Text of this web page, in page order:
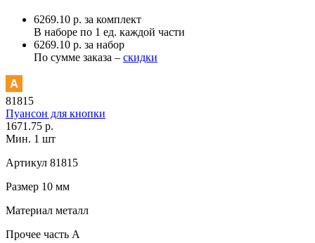
6269.10 р. за комплект
В наборе по 1 ед. каждой части
6269.10 р. за набор
По сумме заказа – скидки
81815
Пуансон для кнопки
1671.75 р.
Мин. 1 шт
Артикул 81815
Размер 10 мм
Материал металл
Прочее часть A